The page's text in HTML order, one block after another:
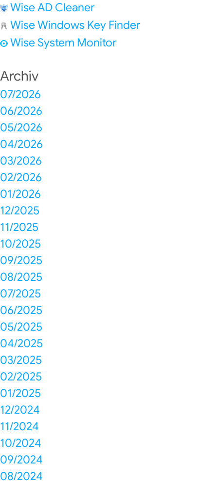
Wise AD Cleaner
Wise Windows Key Finder
Wise System Monitor
Archiv
07/2026
06/2026
05/2026
04/2026
03/2026
02/2026
01/2026
12/2025
11/2025
10/2025
09/2025
08/2025
07/2025
06/2025
05/2025
04/2025
03/2025
02/2025
01/2025
12/2024
11/2024
10/2024
09/2024
08/2024